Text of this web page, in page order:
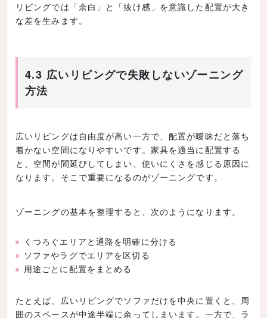
リビングでは「余白」と「抜け感」を意識した配置が大き
な差を生みます。
4.3 広いリビングで失敗しないゾーニング
方法
広いリビングは自由度が高い一方で、配置が曖昧だと落ち
着かない空間になりやすいです。家具を適当に配置する
と、空間が間延びしてしまい、使いにくさを感じる原因に
なります。そこで重要になるのがゾーニングです。
ゾーニングの基本を整理すると、次のようになります。
くつろぐエリアと通路を明確に分ける
ソファやラグでエリアを区切る
用途ごとに配置をまとめる
たとえば、広いリビングでソファだけを中央に置くと、周
囲のスペースが中途半端に余ってしまいます。一方で、ラ